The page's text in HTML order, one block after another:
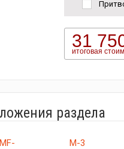
31
итоговая
раздела
MF-
М-3